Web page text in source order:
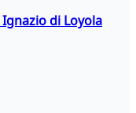
di Loyola